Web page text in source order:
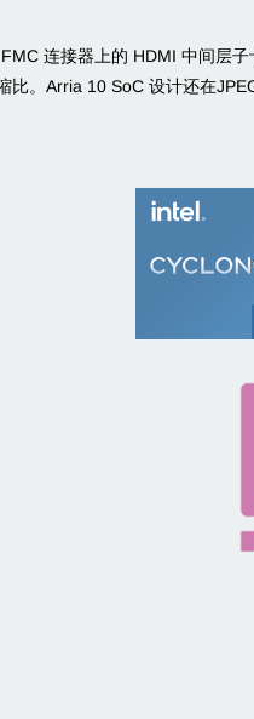
连接器上的 HDMI 中间层
。Arria 10 SoC 设计还在